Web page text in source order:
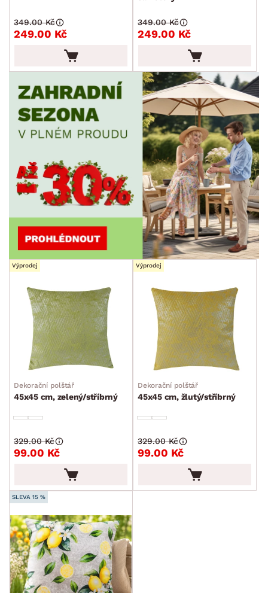
249.00 Kč
349.00 Kč
249.00 Kč
349.00 Kč
Výprodej
Dekorační polštář
45x45 cm, zelený/stříbrný
99.00 Kč
329.00 Kč
Výprodej
Dekorační polštář
45x45 cm, žlutý/stříbrný
99.00 Kč
329.00 Kč
SLEVA 15 %